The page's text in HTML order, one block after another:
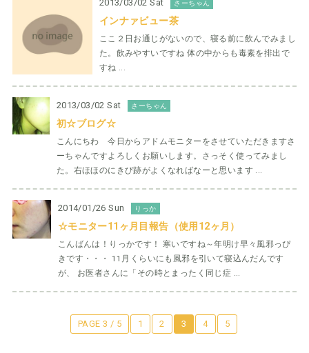
2013/03/02 Sat さーちゃん
インナァビュー茶
ここ２日お通じがないので、寝る前に飲んでみまし
た。飲みやすいですね 体の中からも毒素を排出で
すね ...
2013/03/02 Sat さーちゃん
初☆ブログ☆
こんにちわ 今日からアドムモニターをさせていただきますさ
ーちゃんですよろしくお願いします。さっそく使ってみまし
た。右ほほのにきび跡がよくなればなーと思います ...
2014/01/26 Sun りっか
☆モニター11ヶ月目報告（使用12ヶ月）
こんばんは！りっかです！ 寒いですね～年明け早々風邪っぴ
きです・・・ 11月くらいにも風邪を引いて寝込んだんです
が、 お医者さんに「その時とまったく同じ症 ...
PAGE 3 / 5 1 2 3 4 5